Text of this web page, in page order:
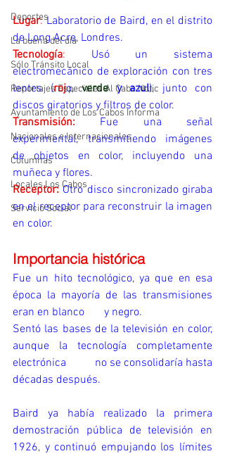
Deportes
La buena del día
Sólo Tránsito Local
Reportajes Especiales Al Cabo Notic
Ayuntamiento de Los Cabos Informa
Nacionales e Internacionales
Columnas
Locales Los Cabos
Servicio Social
Lugar: Laboratorio de Baird, en el distrito
de Long Acre, Londres.
Tecnología: Usó un sistema
electromecánico de exploración con tres
lentes (rojo, verde y azul), junto con
discos giratorios y filtros de color.
Transmisión:
Fue una señal
experimental, transmitiendo imágenes
de objetos en color, incluyendo una
muñeca y flores.
Receptor: Otro disco sincronizado giraba
en el receptor para reconstruir la imagen
en color.
Importancia histórica
Fue un hito tecnológico, ya que en esa
época la mayoría de las transmisiones
eran en blanco       y negro.
Sentó las bases de la televisión en color,
aunque la tecnología completamente
electrónica          no se consolidaría hasta
décadas después.
Baird ya había realizado la primera
demostración pública de televisión en
1926, y continuó empujando los límites